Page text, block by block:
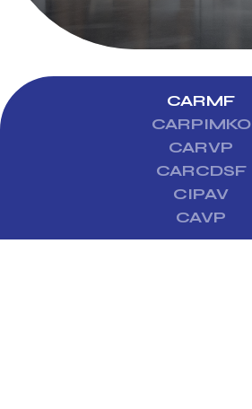
CARMF
CARPIMKO
CARVP
CARCDSF
CIPAV
CAVP